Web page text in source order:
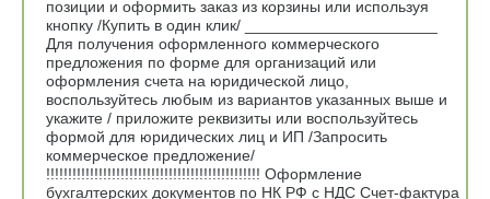
позиции и оформить заказ из корзины или используя
кнопку /Купить в один клик/ ______________________
Для получения оформленного коммерческого
предложения по форме для организаций или
оформления счета на юридической лицо,
воспользуйтесь любым из вариантов указанных выше и
укажите / приложите реквизиты или воспользуйтесь
формой для юридических лиц и ИП /Запросить
коммерческое предложение/
!!!!!!!!!!!!!!!!!!!!!!!!!!!!!!!!!!!!!!!!!!!!!!!!! Оформление
бухгалтерских документов по НК РФ с НДС Счет-фактура